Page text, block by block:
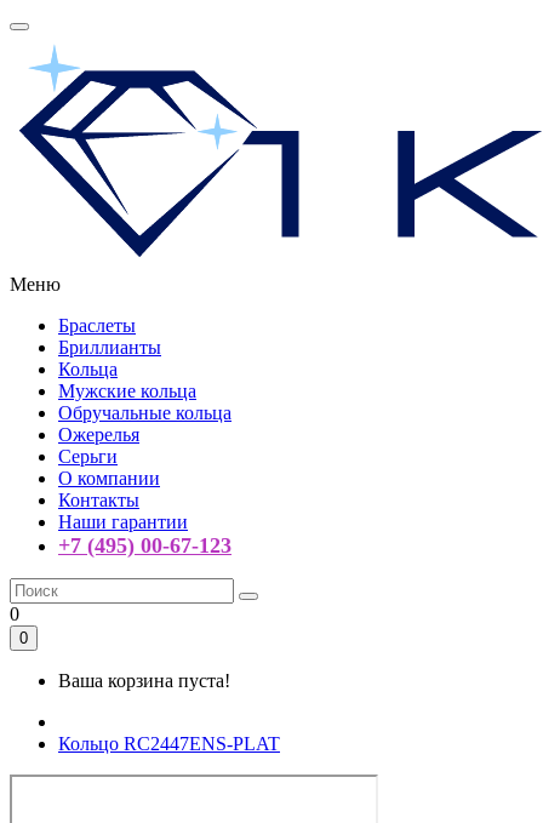
Меню
Браслеты
Бриллианты
Кольца
Мужские кольца
Обручальные кольца
Ожерелья
Серьги
О компании
Контакты
Наши гарантии
+7 (495) 00-67-123
0
0
Ваша корзина пуста!
Кольцо RC2447ENS-PLAT